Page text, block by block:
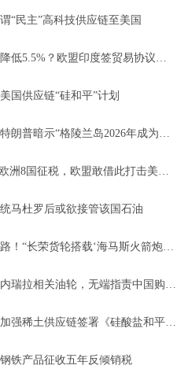
“民主”高科技供应链至美国
中国对印度出口额或降低5.5%？欧盟印度签贸易协议相互取消关税
国供应链“硅和平”计划
军事经济双管齐下！特朗普暗示“格陵兰岛2026年成为美国领土”
美国因“格陵兰岛”对欧洲8国征税，欧盟敢借此打击美国供应链吗？
马杜罗后或欲接管该国石油
立体封控台岛关键航路！“长荣货轮搭载‘海马斯火箭炮’被中国海警拦截”
美国非法扣押追踪委内瑞拉相关油轮，无端指责中国购买相关石油
美日韩澳英以新等就加强稀土供应链签署《硅酸盐和平宣言》
铁产品征收五年反倾销税